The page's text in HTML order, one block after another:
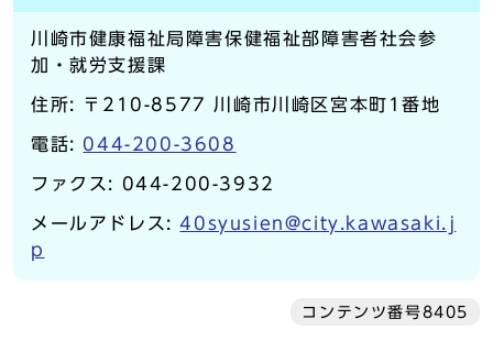
川崎市健康福祉局障害保健福祉部障害者社会参
加・就労支援課
住所: 〒210-8577 川崎市川崎区宮本町1番地
電話: 044-200-3608
ファクス: 044-200-3932
メールアドレス:40syusien@city.kawasaki.j
p
コンテンツ番号8405